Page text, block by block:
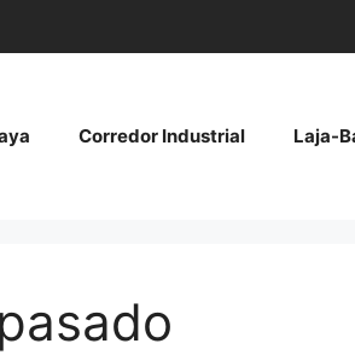
Corredor Industrial Laja-